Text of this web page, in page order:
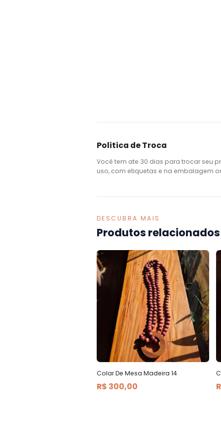
Politica de Troca
Você tem ate 30 dias para trocar seu
uso, com etiquetas e na embalagem
DESCUBRA MAIS
Produtos relacionados
Colar De Mesa Madeira 14
R$ 300,00